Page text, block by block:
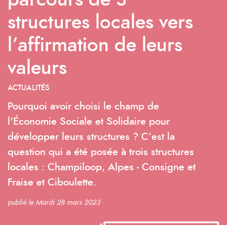
structures locales vers
l’affirmation de leurs
valeurs
ACTUALITÉS
Pourquoi avoir choisi le champ de
l'Économie Sociale et Solidaire pour
développer leurs structures ? C’est la
question qui a été posée à trois structures
locales : Champiloop, Alpes - Consigne et
Fraise et Ciboulette.
publié le Mardi 28 mars 2023